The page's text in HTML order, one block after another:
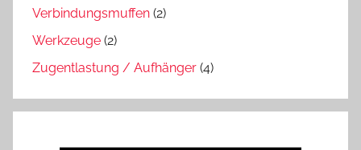
Verbindungsmuffen (2)
Werkzeuge (2)
Zugentlastung / Aufhänger (4)